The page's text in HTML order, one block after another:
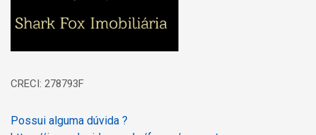
CRECI: 278793F
Possui alguma dúvida ?